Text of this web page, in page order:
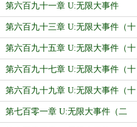
（八）
第六百九十一章 U:无限大事件
（十）
第六百九十三章 U:无限大事件（十
二）
第六百九十五章 U:无限大事件（十
四）
第六百九十七章 U:无限大事件（十
六）
第六百九十九章 U:无限大事件（十
八）
第七百零一章 U:无限大事件（二